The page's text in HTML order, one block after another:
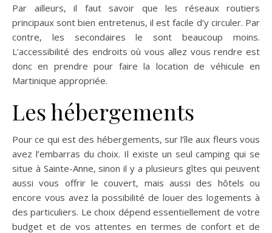
Par ailleurs, il faut savoir que les réseaux routiers
principaux sont bien entretenus, il est facile d’y circuler. Par
contre, les secondaires le sont beaucoup moins.
L’accessibilité des endroits où vous allez vous rendre est
donc en prendre pour faire la location de véhicule en
Martinique appropriée.
Les hébergements
Pour ce qui est des hébergements, sur l’île aux fleurs vous
avez l’embarras du choix. Il existe un seul camping qui se
situe à Sainte-Anne, sinon il y a plusieurs gîtes qui peuvent
aussi vous offrir le couvert, mais aussi des hôtels ou
encore vous avez la possibilité de louer des logements à
des particuliers. Le choix dépend essentiellement de votre
budget et de vos attentes en termes de confort et de